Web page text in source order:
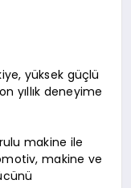
yüksek güçlü
yıllık deneyime
makine ile
makine ve